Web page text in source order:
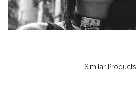
Similar Products